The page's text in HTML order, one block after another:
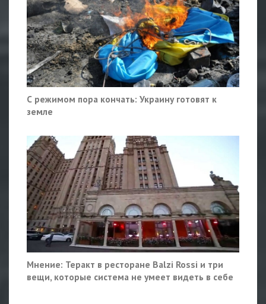
С режимом пора кончать: Украину готовят к
земле
Мнение: Теракт в ресторане Balzi Rossi и три
вещи, которые система не умеет видеть в себе